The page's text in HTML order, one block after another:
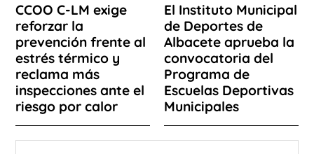
CCOO C-LM exige
reforzar la
prevención frente al
estrés térmico y
reclama más
inspecciones ante el
riesgo por calor
El Instituto Municipal
de Deportes de
Albacete aprueba la
convocatoria del
Programa de
Escuelas Deportivas
Municipales